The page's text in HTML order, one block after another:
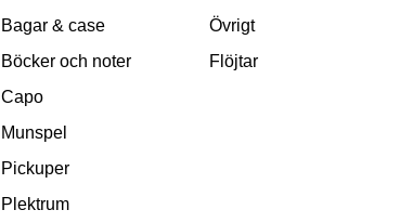
Bagar & case
Böcker och noter
Capo
Munspel
Pickuper
Plektrum
Övrigt
Flöjtar